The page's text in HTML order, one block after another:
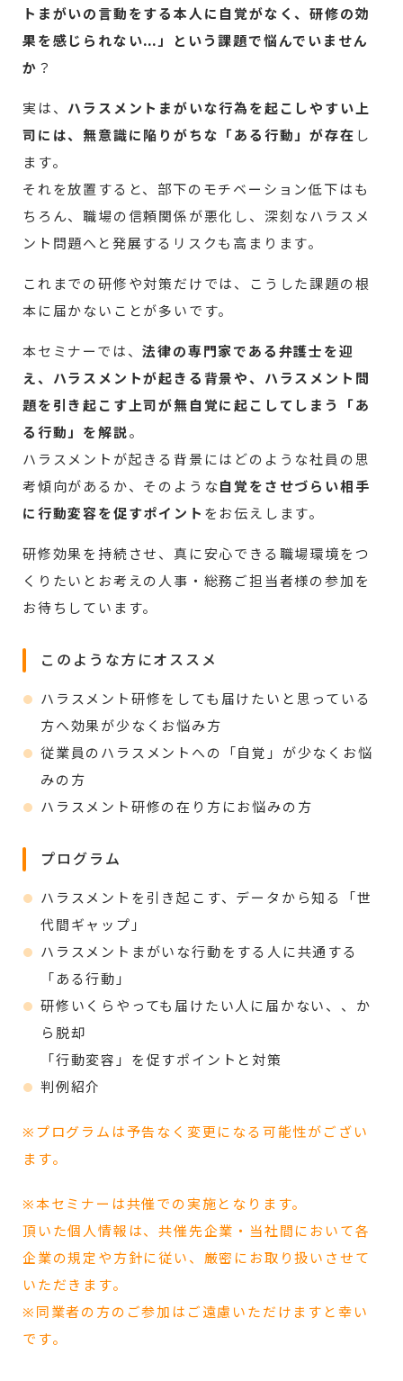
トまがいの言動をする本人に自覚がなく、研修の効
果を感じられない…」という課題で悩んでいません
か ？
実は、 ハラスメントまがいな行為を起こしやすい上
司には、無意識に陥りがちな「ある行動」が存在 し
ます。
それを放置すると、部下のモチベーション低下はも
ちろん、職場の信頼関係が悪化し、深刻なハラスメ
ント問題へと発展するリスクも高まります。
これまでの研修や対策だけでは、こうした課題の根
本に届かないことが多いです。
本セミナーでは、法律の専門家である弁護士を迎
え、ハラスメントが起きる背景や、ハラスメント問
題を引き起こす上司が無自覚に起こしてしまう「あ
る行動」を解説。
ハラスメントが起きる背景にはどのような社員の思
考傾向があるか、そのような自覚をさせづらい相手
に行動変容を促すポイント をお伝えします。
研修効果を持続させ、真に安心できる職場環境をつ
くりたいとお考えの人事・総務ご担当者様の参加を
お待ちしています。
このような方にオススメ
ハラスメント研修をしても届けたいと思っている
方へ効果が少なくお悩み方
従業員のハラスメントへの「自覚」が少なくお悩
みの方
ハラスメント研修の在り方にお悩みの方
プログラム
ハラスメントを引き起こす、データから知る「世
代間ギャップ」
ハラスメントまがいな行動をする人に共通する
「ある行動」
研修いくらやっても届けたい人に届かない、、か
ら脱却
「行動変容」を促すポイントと対策
判例紹介
※プログラムは予告なく変更になる可能性がござい
ます。
※本セミナーは共催での実施となります。
頂いた個人情報は、共催先企業・当社間において各
企業の規定や方針に従い、厳密にお取り扱いさせて
いただきます。
※同業者の方のご参加はご遠慮いただけますと幸い
です。